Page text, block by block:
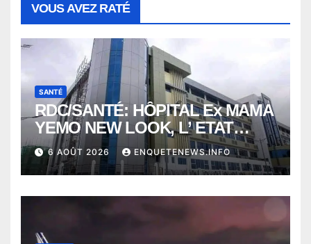
VOUS AVEZ RATÉ
SANTÉ
RDC/SANTÉ: HÔPITAL Ex MAMA
YEMO NEW LOOK, L’ ETAT
PERD LE CONTROLE
6 AOÛT 2026 ENQUETENEWS.INFO